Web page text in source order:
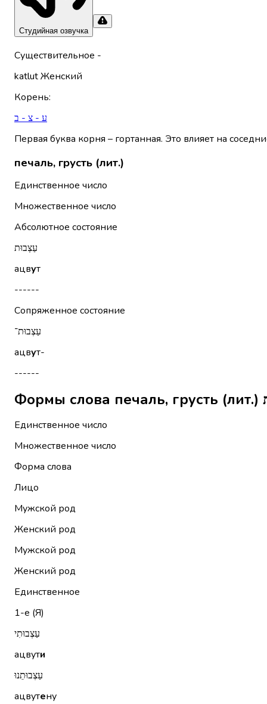
Студийная озвучка
Существительное -
katlutЖенский
Корень:
ע - צ - ב
Первая буква корня – гортанная. Это влияет на
печаль, грусть (лит.)
Единственное число
Множественное число
Абсолютное состояние
עַצְבוּת
ацвут
------
Сопряженное состояние
עַצְבוּת־
ацвут-
------
Единственное число
Множественное число
Форма слова
Лицо
Мужской род
Женский род
Мужской род
Женский род
Единственное
1-е (Я)
עַצְבוּתִי
ацвути
עַצְבוּתֵנוּ
ацвутену